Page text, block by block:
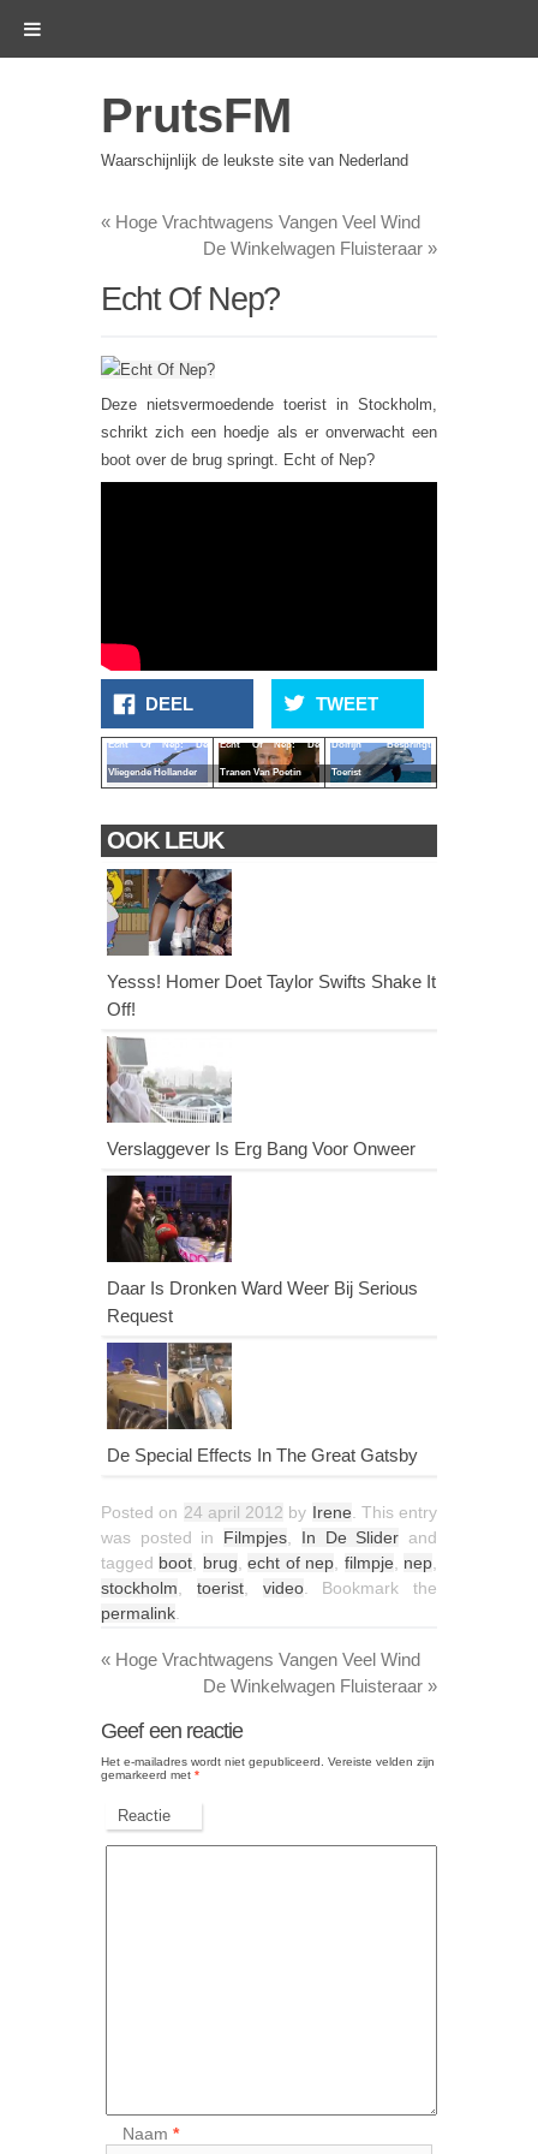
PrutsFM
Waarschijnlijk de leukste site van Nederland
« Hoge Vrachtwagens Vangen Veel Wind
De Winkelwagen Fluisteraar »
Echt Of Nep?
Deze nietsvermoedende toerist in Stockholm,
schrikt zich een hoedje als er onverwacht een
boot over de brug springt. Echt of Nep?
DEEL TWEET
Echt Of Nep: De
Vliegende Hollander
Echt Of Nep: De
Tranen Van Poetin
Dolfijn Bespringt
Toerist
OOK LEUK
Yesss! Homer Doet Taylor Swifts Shake It
Off!
Verslaggever Is Erg Bang Voor Onweer
Daar Is Dronken Ward Weer Bij Serious
Request
De Special Effects In The Great Gatsby
Posted on 24 april 2012 by Irene . This entry
was posted in Filmpjes In De Slider and
tagged boot brug ,echt of nep filmpje nep
stockholm
toerist, video. Bookmark the
permalink
« Hoge Vrachtwagens Vangen Veel Wind
De Winkelwagen Fluisteraar »
Geef een reactie
Het e-mailadres wordt niet gepubliceerd.
Vereiste velden zijn
gemarkeerd met *
Reactie
Naam*